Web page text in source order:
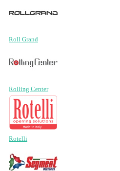
Roll Grand
Rolling Center
Rotelli